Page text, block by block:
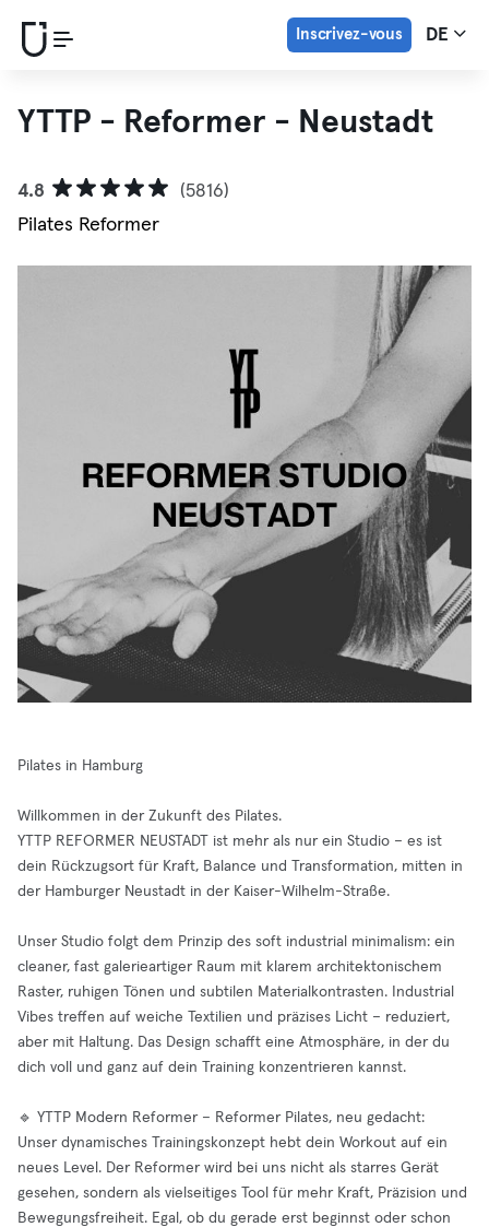
Inscrivez-vous DE
YTTP - Reformer - Neustadt
4.8
(5816)
Pilates Reformer
Pilates in Hamburg
Willkommen in der Zukunft des Pilates.
YTTP REFORMER NEUSTADT ist mehr als nur ein Studio – es ist
dein Rückzugsort für Kraft, Balance und Transformation, mitten in
der Hamburger Neustadt in der Kaiser-Wilhelm-Straße.
Unser Studio folgt dem Prinzip des soft industrial minimalism: ein
cleaner, fast galerieartiger Raum mit klarem architektonischem
Raster, ruhigen Tönen und subtilen Materialkontrasten. Industrial
Vibes treffen auf weiche Textilien und präzises Licht – reduziert,
aber mit Haltung. Das Design schafft eine Atmosphäre, in der du
dich voll und ganz auf dein Training konzentrieren kannst.
🔹 YTTP Modern Reformer – Reformer Pilates, neu gedacht:
Unser dynamisches Trainingskonzept hebt dein Workout auf ein
neues Level. Der Reformer wird bei uns nicht als starres Gerät
gesehen, sondern als vielseitiges Tool für mehr Kraft, Präzision und
Bewegungsfreiheit. Egal, ob du gerade erst beginnst oder schon